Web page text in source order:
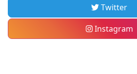
Twitter
Instagram